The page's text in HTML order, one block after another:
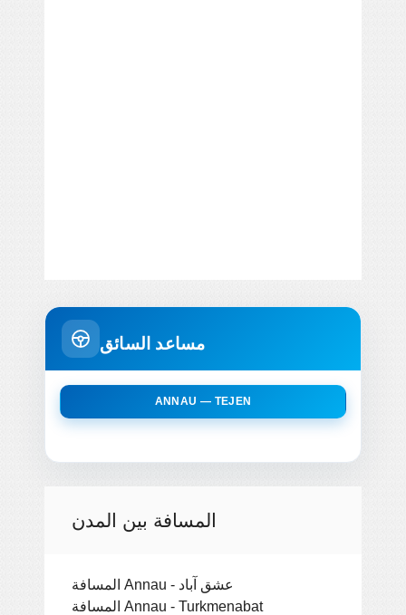
مساعد السائق
ANNAU — TEJEN
المسافة بين المدن
المسافة Annau - عشق آباد
المسافة Annau - Turkmenabat